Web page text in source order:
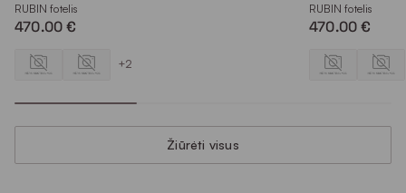
RUBIN fotelis
470.00 €
+2
RUBIN fotelis
470.00 €
Žiūrėti visus